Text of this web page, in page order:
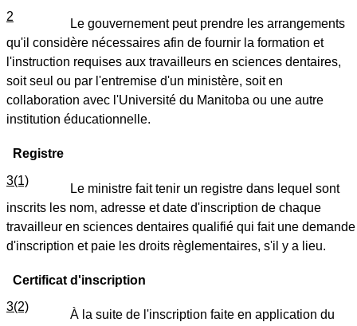
2
Le gouvernement peut prendre les arrangements
qu'il considère nécessaires afin de fournir la formation et
l'instruction requises aux travailleurs en sciences dentaires,
soit seul ou par l'entremise d'un ministère, soit en
collaboration avec l'Université du Manitoba ou une autre
institution éducationnelle.
Registre
3(1)
Le ministre fait tenir un registre dans lequel sont
inscrits les nom, adresse et date d'inscription de chaque
travailleur en sciences dentaires qualifié qui fait une demande
d'inscription et paie les droits règlementaires, s'il y a lieu.
Certificat d'inscription
3(2)
À la suite de l'inscription faite en application du